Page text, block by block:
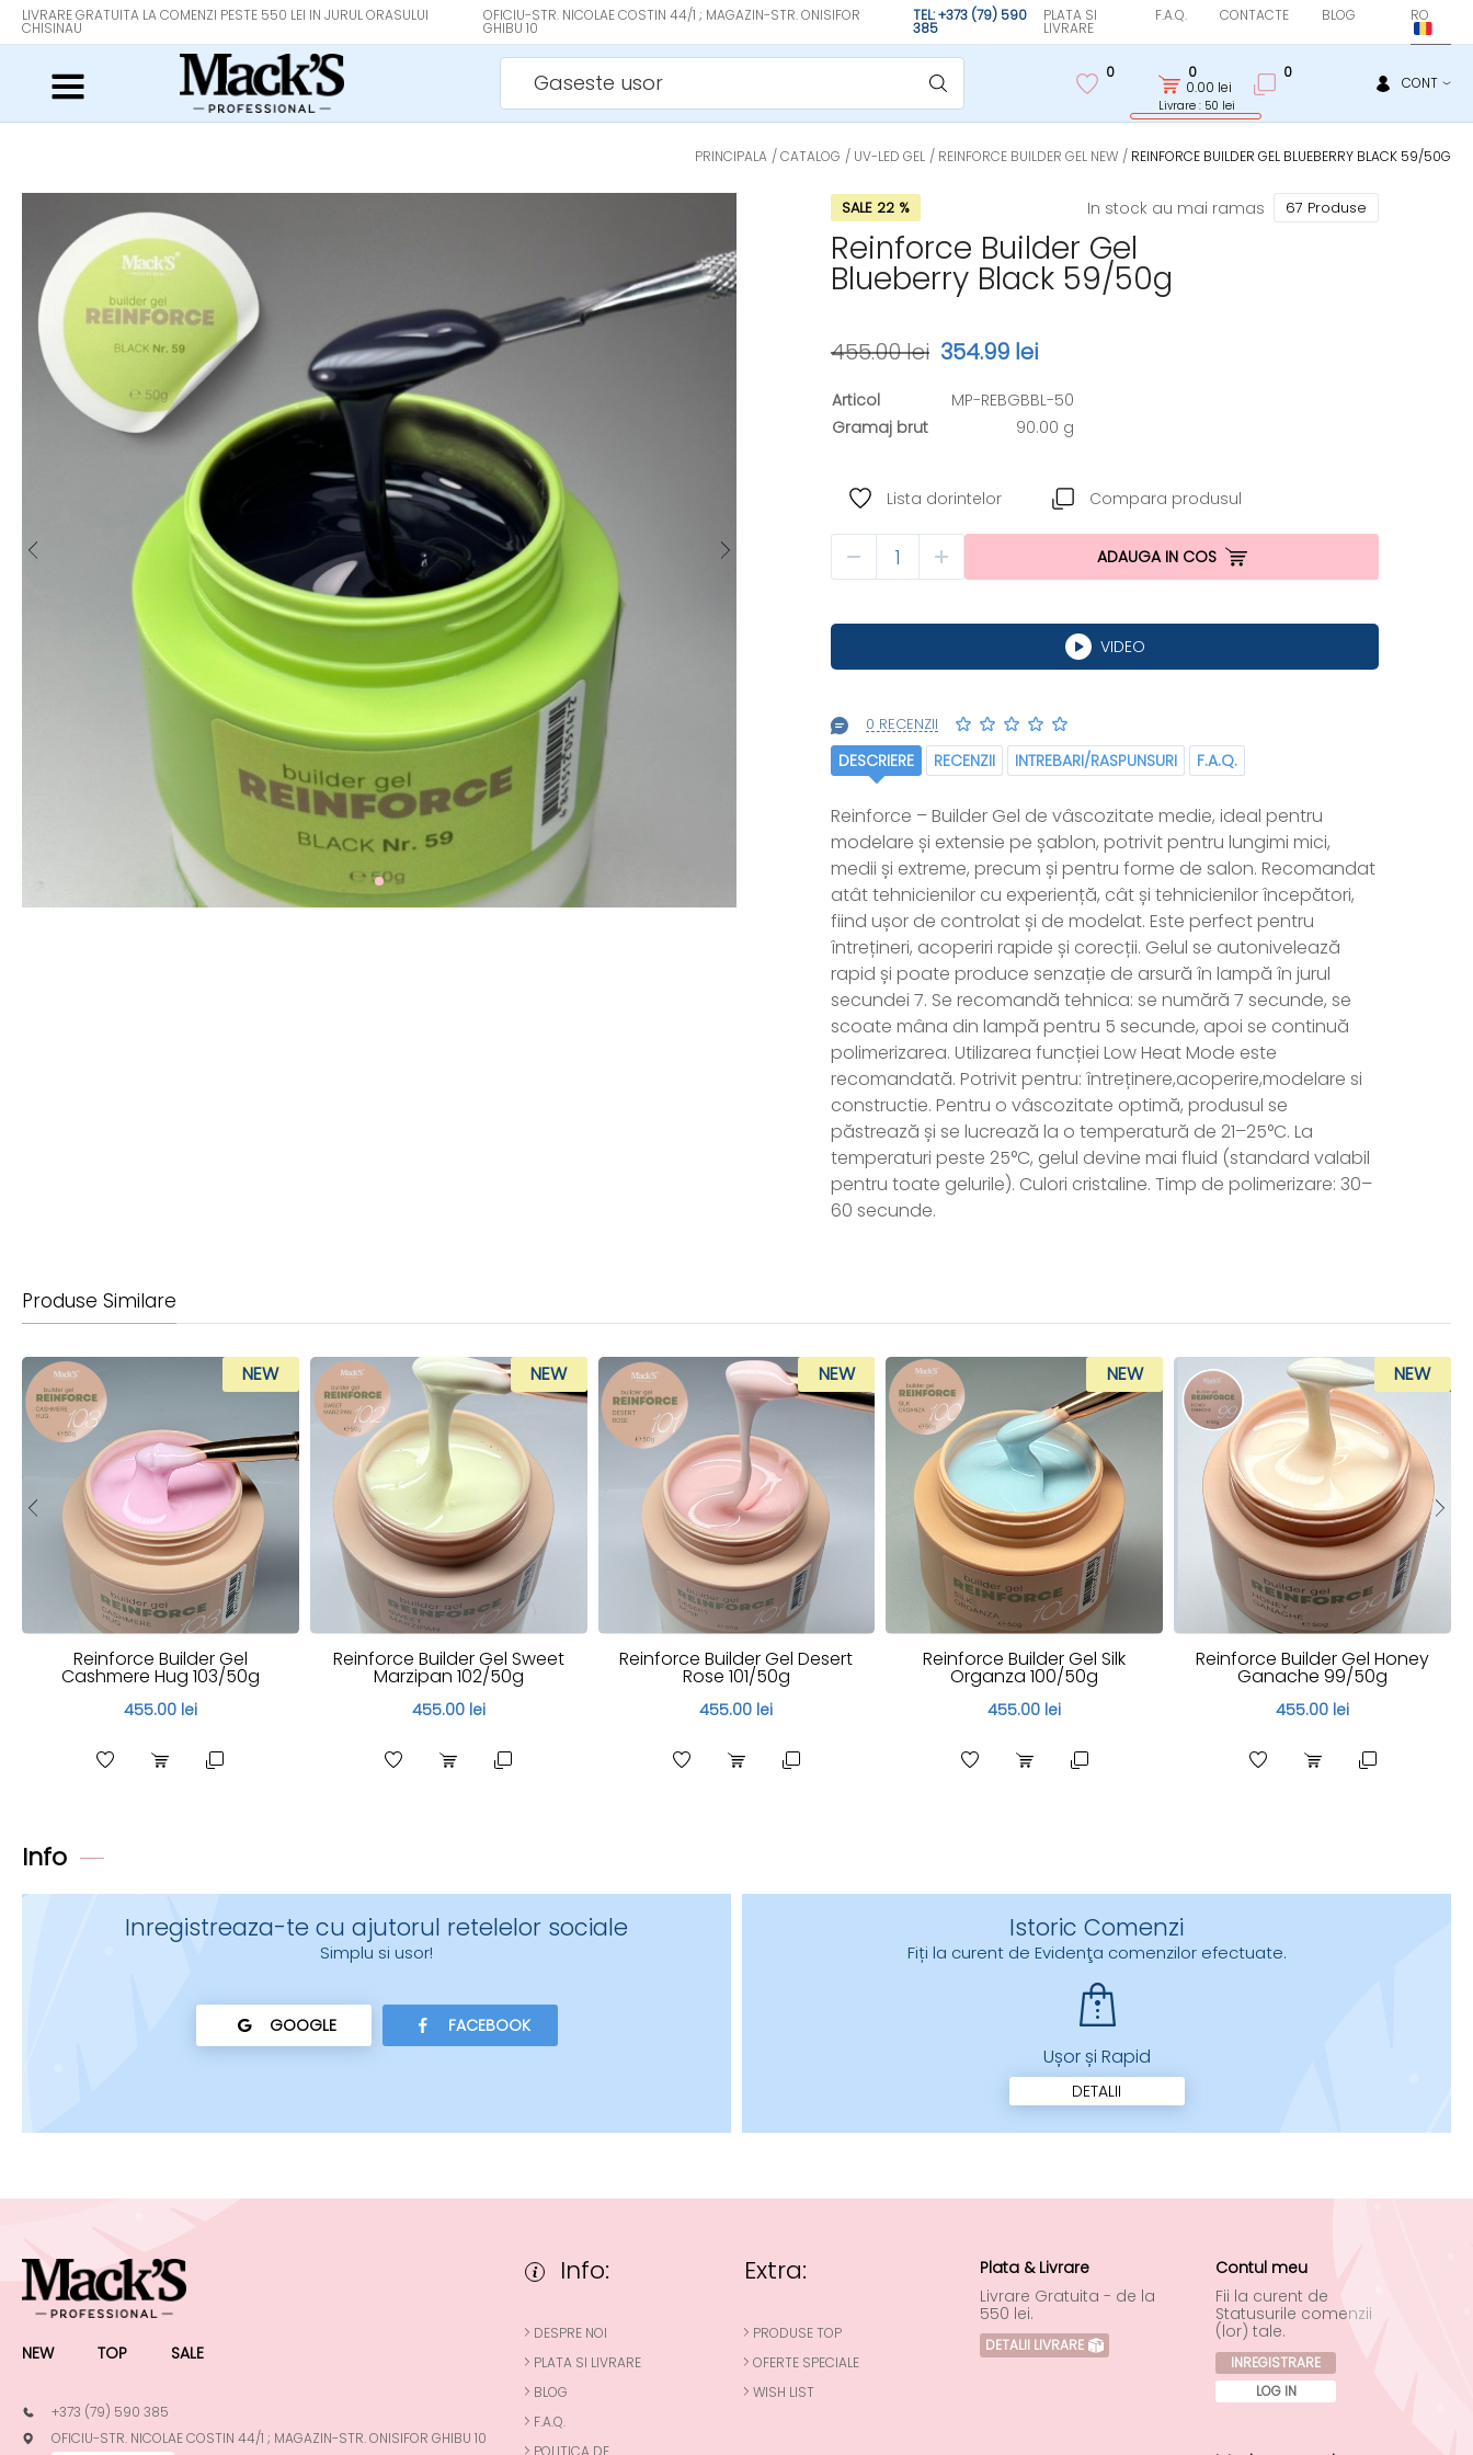
LIVRARE GRATUITA LA COMENZI PESTE 550 LEI IN JURUL ORASULUI
CHISINAU
OFICIU-STR. NICOLAE COSTIN 44/1 ; MAGAZIN-STR. ONISIFOR
GHIBU 10
TEL: +373 (79) 590
385
PLATA SI
LIVRARE
F.A.Q. CONTACTE BLOG RO
Gaseste usor 0
0
0.00 lei
Livrare : 50 lei
0
CONT
PRINCIPALA CATALOG UV-LED GEL REINFORCE BUILDER GEL NEW REINFORCE BUILDER GEL BLUEBERRY BLACK 59/50G
SALE 22 % In stock au mai ramas 67 Produse
Reinforce Builder Gel
Blueberry Black 59/50g
455.00 lei 354.99 lei
Articol
MP-REBGBBL-50
Gramaj brut
90.00 g
Lista dorintelor Compara produsul
ADAUGA IN COS
VIDEO
0 RECENZII
DESCRIERE RECENZII INTREBARI/RASPUNSURI F.A.Q.
Reinforce – Builder Gel de vâscozitate medie, ideal pentru
modelare și extensie pe șablon, potrivit pentru lungimi mici,
medii și extreme, precum și pentru forme de salon. Recomandat
atât tehnicienilor cu experiență, cât și tehnicienilor începători,
fiind ușor de controlat și de modelat. Este perfect pentru
întrețineri, acoperiri rapide și corecții. Gelul se autonivelează
rapid și poate produce senzație de arsură în lampă în jurul
secundei 7. Se recomandă tehnica: se numără 7 secunde, se
scoate mâna din lampă pentru 5 secunde, apoi se continuă
polimerizarea. Utilizarea funcției Low Heat Mode este
recomandată. Potrivit pentru: întreținere,acoperire,modelare si
constructie. Pentru o vâscozitate optimă, produsul se
păstrează și se lucrează la o temperatură de 21–25°C. La
temperaturi peste 25°C, gelul devine mai fluid (standard valabil
pentru toate gelurile). Culori cristaline. Timp de polimerizare: 30–
60 secunde.
Produse Similare
NEW
Reinforce Builder Gel
Cashmere Hug 103/50g
455.00 lei
NEW
Reinforce Builder Gel Sweet
Marzipan 102/50g
455.00 lei
NEW
Reinforce Builder Gel Desert
Rose 101/50g
455.00 lei
NEW
Reinforce Builder Gel Silk
Organza 100/50g
455.00 lei
NEW
Reinforce Builder Gel Honey
Ganache 99/50g
455.00 lei
Info
Inregistreaza-te cu ajutorul retelelor sociale
Simplu si usor!
GOOGLE FACEBOOK
Istoric Comenzi
Fiți la curent de Evidenţa comenzilor efectuate.
Ușor și Rapid
DETALII
NEW TOP SALE
+373 (79) 590 385
OFICIU-STR. NICOLAE COSTIN 44/1 ; MAGAZIN-STR. ONISIFOR GHIBU 10
Info:
DESPRE NOI
PLATA SI LIVRARE
BLOG
F.A.Q.
POLITICA DE
Extra:
PRODUSE TOP
OFERTE SPECIALE
WISH LIST
Plata & Livrare
Livrare Gratuita - de la
550 lei.
DETALII LIVRARE
Contul meu
Fii la curent de
Statusurile comenzii
(lor) tale.
INREGISTRARE
LOG IN